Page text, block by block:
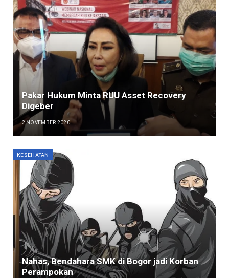
Pakar Hukum Minta RUU Asset Recovery
Digeber
2 NOVEMBER 2020
KESEHATAN
Nahas, Bendahara SMK di Bogor jadi Korban
Perampokan